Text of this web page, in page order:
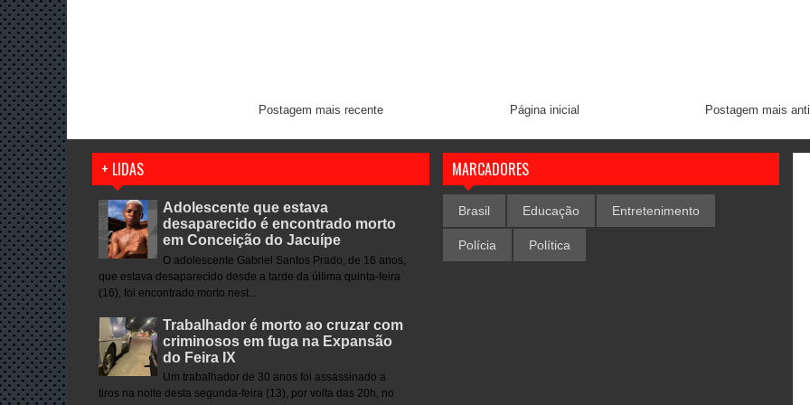
Postagem mais recente Postagem mais
Página inicial
+ LIDAS
Adolescente que estava
desaparecido é encontrado morto
em Conceição do Jacuípe
O adolescente Gabriel Santos Prado, de 16 anos,
que estava desaparecido desde a tarde da última quinta-feira
(16), foi encontrado morto nest...
Trabalhador é morto ao cruzar com
criminosos em fuga na Expansão
do Feira IX
Um trabalhador de 30 anos foi assassinado a
tiros na noite desta segunda-feira (13), por volta das 20h, no
MARCADORES
Brasil Educação Entretenimento
Polícia Política